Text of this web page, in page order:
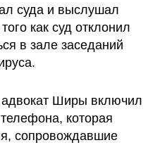
суда и выслушал
как суд отклонил
в зале заседаний
Ширы включил
которая
сопровождавшие